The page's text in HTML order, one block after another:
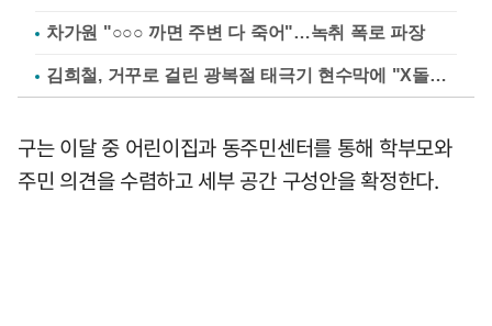
차가원 "○○○ 까면 주변 다 죽어"…녹취 폭로 파장
김희철, 거꾸로 걸린 광복절 태극기 현수막에 "X돌았네"
구는 이달 중 어린이집과 동주민센터를 통해 학부모와
주민 의견을 수렴하고 세부 공간 구성안을 확정한다.